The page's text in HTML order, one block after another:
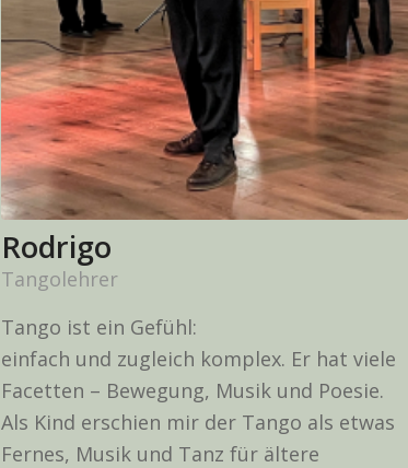
Rodrigo
Tangolehrer
Tango ist ein Gefühl:
einfach und zugleich komplex. Er hat viele
Facetten – Bewegung, Musik und Poesie.
Als Kind erschien mir der Tango als etwas
Fernes, Musik und Tanz für ältere